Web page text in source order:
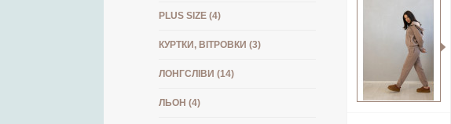
PLUS SIZE (4)
КУРТКИ, ВІТРОВКИ (3)
ЛОНГСЛІВИ (14)
ЛЬОН (4)